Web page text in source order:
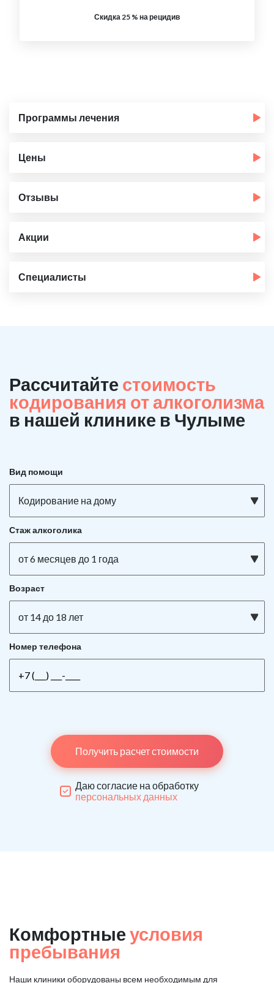
Скидка 25 % на рецидив
Программы лечения
Цены
Отзывы
Акции
Специалисты
Рассчитайте стоимость
кодирования от алкоголизма
в нашей клинике в Чулыме
Вид помощи
Кодирование на дому
Стаж алкоголика
от 6 месяцев до 1 года
Возраст
от 14 до 18 лет
Номер телефона
Получить расчет стоимости
Даю согласие на обработку
персональных данных
Комфортные условия
пребывания
Наши клиники оборудованы всем необходимым для